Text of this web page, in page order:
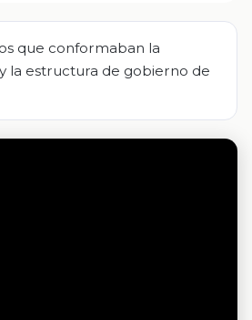
que conformaban la
la estructura de gobierno de